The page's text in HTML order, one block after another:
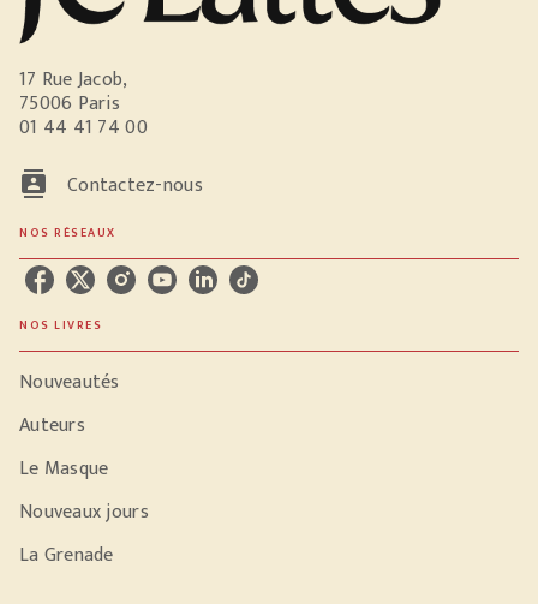
17 Rue Jacob,
75006 Paris
01 44 41 74 00
contacts Contactez-nous
NOS RÉSEAUX
NOS LIVRES
Nouveautés
Auteurs
Le Masque
Nouveaux jours
La Grenade